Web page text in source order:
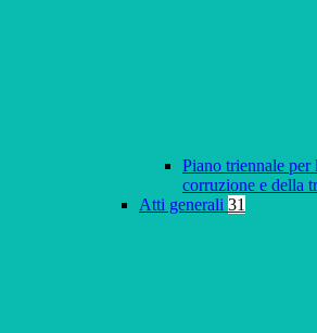
Piano triennale per
corruzione e della
Atti generali 31